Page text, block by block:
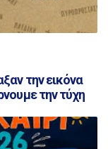
την εικόνα
την τύχη